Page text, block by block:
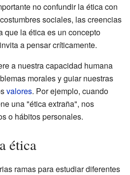
no confundir la ética con
sociales, las creencias
que la ética es un concepto
a pensar críticamente.
a nuestra capacidad humana
morales y guiar nuestras
valores. Por ejemplo, cuando
una "ética extraña", nos
o hábitos personales.
ética
ramas para estudiar diferentes